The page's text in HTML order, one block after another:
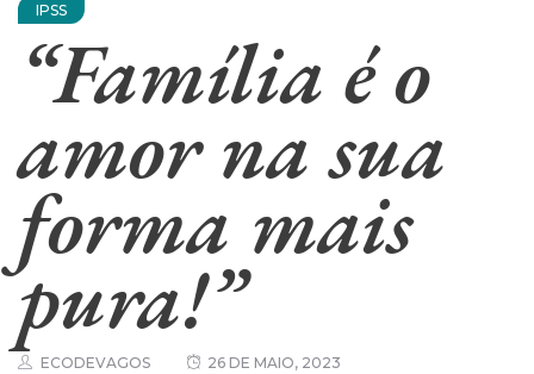
IPSS
“Família é o
amor na sua
forma mais
pura!”
ECODEVAGOS 26 DE MAIO, 2023